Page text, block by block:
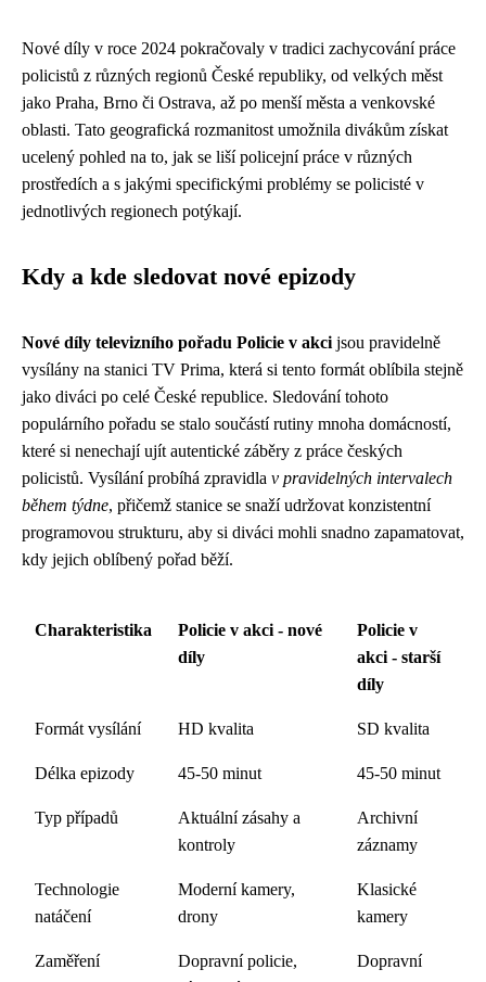
Nové díly v roce 2024 pokračovaly v tradici zachycování práce
policistů z různých regionů České republiky, od velkých měst
jako Praha, Brno či Ostrava, až po menší města a venkovské
oblasti. Tato geografická rozmanitost umožnila divákům získat
ucelený pohled na to, jak se liší policejní práce v různých
prostředích a s jakými specifickými problémy se policisté v
jednotlivých regionech potýkají.
Kdy a kde sledovat nové epizody
Nové díly televizního pořadu Policie v akci jsou pravidelně
vysílány na stanici TV Prima, která si tento formát oblíbila stejně
jako diváci po celé České republice. Sledování tohoto
populárního pořadu se stalo součástí rutiny mnoha domácností,
které si nenechají ujít autentické záběry z práce českých
policistů. Vysílání probíhá zpravidla v pravidelných intervalech
během týdne, přičemž stanice se snaží udržovat konzistentní
programovou strukturu, aby si diváci mohli snadno zapamatovat,
kdy jejich oblíbený pořad běží.
Charakteristika
Policie v akci - nové
díly
Policie v
akci - starší
díly
Formát vysílání HD kvalita SD kvalita
Délka epizody 45-50 minut 45-50 minut
Typ případů
Aktuální zásahy a
kontroly
Archivní
záznamy
Technologie
natáčení
Moderní kamery,
drony
Klasické
kamery
Zaměření
Dopravní policie,
Dopravní